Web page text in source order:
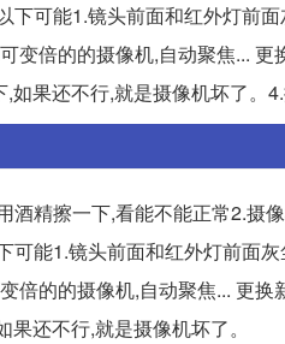
可能1.镜头前面和红外灯前
变倍的的摄像机,自动聚焦...
果还不行,就是摄像机坏了。
精擦一下,看能不能正常2.摄
能1.镜头前面和红外灯前面
倍的的摄像机,自动聚焦... 更
还不行,就是摄像机坏了。